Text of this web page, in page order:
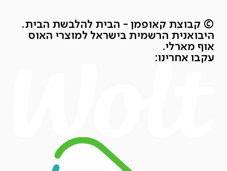
© קבוצת קאופמן - הבית להלבשת הבית.
היבואנית הרשמית בישראל למוצרי האוס
אוף מארלי.
עקבו אחרינו: